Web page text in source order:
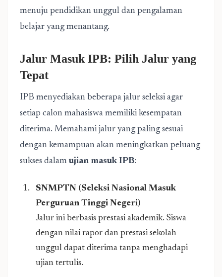
menuju pendidikan unggul dan pengalaman
belajar yang menantang.
Jalur Masuk IPB: Pilih Jalur yang
Tepat
IPB menyediakan beberapa jalur seleksi agar
setiap calon mahasiswa memiliki kesempatan
diterima. Memahami jalur yang paling sesuai
dengan kemampuan akan meningkatkan peluang
sukses dalam ujian masuk IPB:
SNMPTN (Seleksi Nasional Masuk
Perguruan Tinggi Negeri)
Jalur ini berbasis prestasi akademik. Siswa
dengan nilai rapor dan prestasi sekolah
unggul dapat diterima tanpa menghadapi
ujian tertulis.